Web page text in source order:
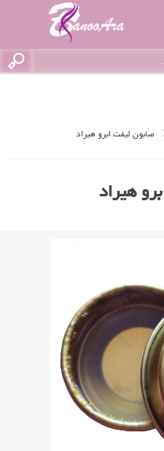
صابون لیفت ابرو هیراد
هیراد